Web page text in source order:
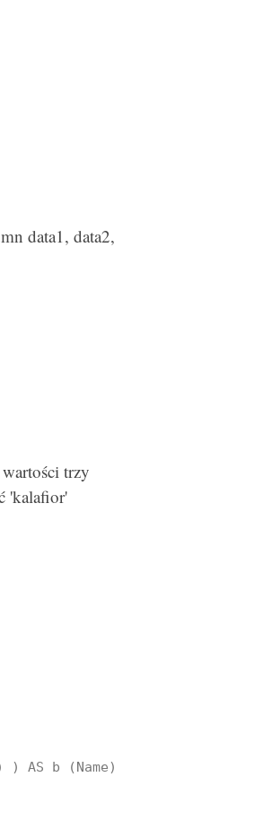
data1, data2,
trzy
'kalafior'
b (Name)